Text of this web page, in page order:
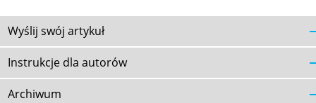
Wyślij swój artykuł
Instrukcje dla autorów
Archiwum